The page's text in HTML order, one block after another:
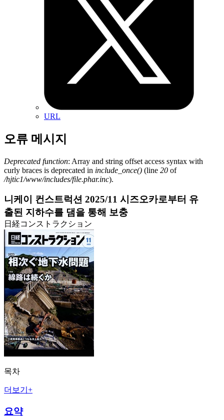
URL
오류 메시지
Deprecated function: Array and string offset access syntax with
curly braces is deprecated in include_once() (line 20 of
/hjtic1/www/includes/file.phar.inc).
니케이 컨스트럭션 2025/11 시즈오카로부터 유
출된 지하수를 댐을 통해 보충
日経コンストラクション
목차
더보기+
요약